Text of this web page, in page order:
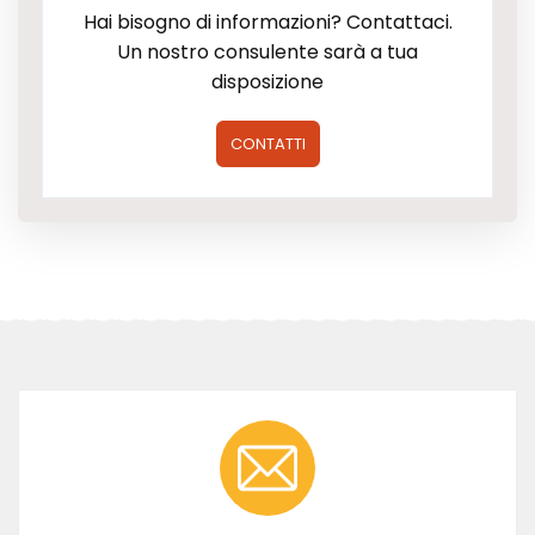
Hai bisogno di informazioni? Contattaci.
Un nostro consulente sarà a tua
disposizione
CONTATTI